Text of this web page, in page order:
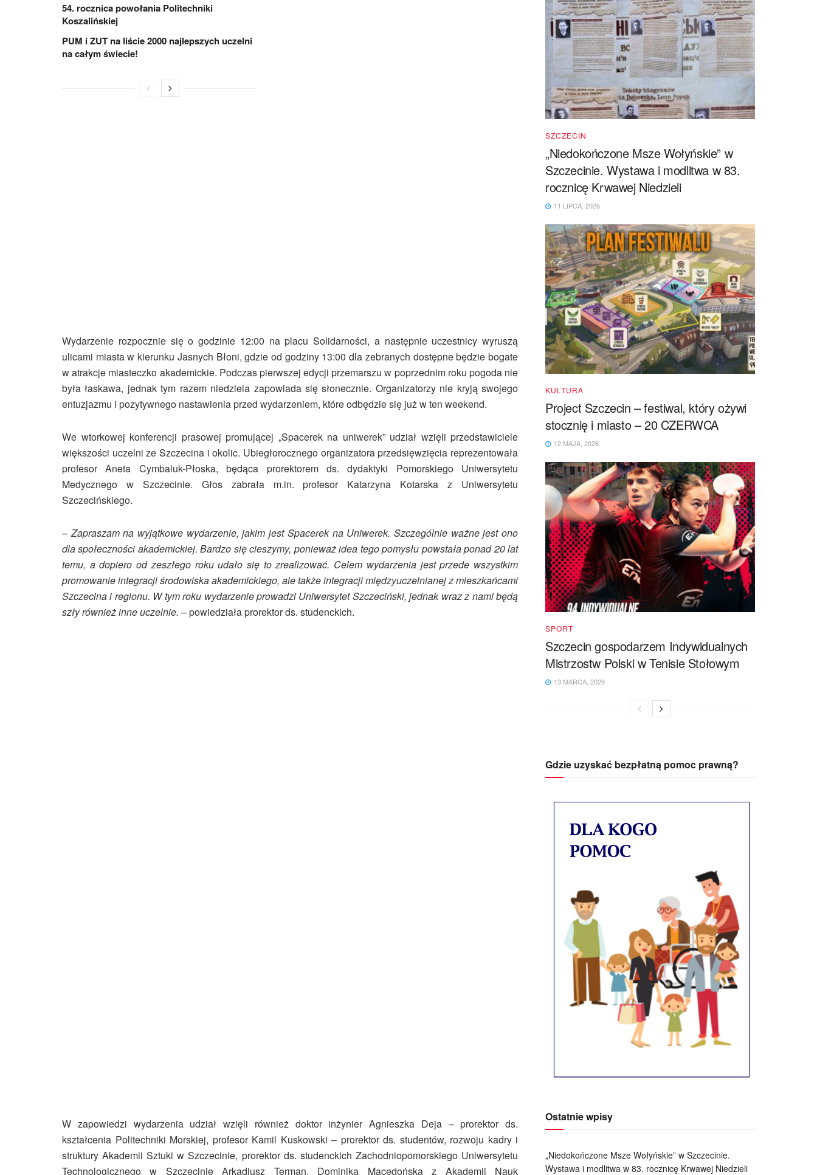
54. rocznica powołania Politechniki
Koszalińskiej
PUM i ZUT na liście 2000 najlepszych uczelni
na całym świecie!
Wydarzenie rozpocznie się o godzinie 12:00 na placu Solidarności, a następnie uczestnicy wyruszą
ulicami miasta w kierunku Jasnych Błoni, gdzie od godziny 13:00 dla zebranych dostępne będzie bogate
w atrakcje miasteczko akademickie. Podczas pierwszej edycji przemarszu w poprzednim roku pogoda nie
była łaskawa, jednak tym razem niedziela zapowiada się słonecznie. Organizatorzy nie kryją swojego
entuzjazmu i pozytywnego nastawienia przed wydarzeniem, które odbędzie się już w ten weekend.
We wtorkowej konferencji prasowej promującej „Spacerek na uniwerek” udział wzięli przedstawiciele
większości uczelni ze Szczecina i okolic. Ubiegłorocznego organizatora przedsięwzięcia reprezentowała
profesor Aneta Cymbaluk-Płoska, będąca prorektorem ds. dydaktyki Pomorskiego Uniwersytetu
Medycznego w Szczecinie. Głos zabrała m.in. profesor Katarzyna Kotarska z Uniwersytetu
Szczecińskiego.
– Zapraszam na wyjątkowe wydarzenie, jakim jest Spacerek na Uniwerek. Szczególnie ważne jest ono
dla społeczności akademickiej. Bardzo się cieszymy, ponieważ idea tego pomysłu powstała ponad 20 lat
temu, a dopiero od zeszłego roku udało się to zrealizować. Celem wydarzenia jest przede wszystkim
promowanie integracji środowiska akademickiego, ale także integracji międzyuczelnianej z mieszkańcami
Szczecina i regionu. W tym roku wydarzenie prowadzi Uniwersytet Szczeciński, jednak wraz z nami będą
szły również inne uczelnie. – powiedziała prorektor ds. studenckich.
W zapowiedzi wydarzenia udział wzięli również doktor inżynier Agnieszka Deja – prorektor ds.
kształcenia Politechniki Morskiej, profesor Kamil Kuskowski – prorektor ds. studentów, rozwoju kadry i
struktury Akademii Sztuki w Szczecinie, prorektor ds. studenckich Zachodniopomorskiego Uniwersytetu
Technologicznego w Szczecinie Arkadiusz Terman, Dominika Macedońska z Akademii Nauk
SZCZECIN
„Niedokończone Msze Wołyńskie” w
Szczecinie. Wystawa i modlitwa w 83.
rocznicę Krwawej Niedzieli
11 LIPCA, 2026
KULTURA
Project Szczecin – festiwal, który ożywi
stocznię i miasto – 20 CZERWCA
12 MAJA, 2026
SPORT
Szczecin gospodarzem Indywidualnych
Mistrzostw Polski w Tenisie Stołowym
13 MARCA, 2026
Gdzie uzyskać bezpłatną pomoc prawną?
Ostatnie wpisy
„Niedokończone Msze Wołyńskie” w Szczecinie.
Wystawa i modlitwa w 83. rocznicę Krwawej Niedzieli